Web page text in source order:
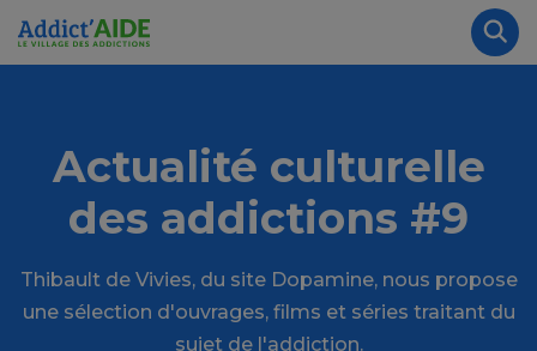
Aller au contenu principal
Actualité culturelle
des addictions #9
Thibault de Vivies, du site Dopamine, nous propose
une sélection d'ouvrages, films et séries traitant du
sujet de l'addiction.
Panneau de gestion des cookies